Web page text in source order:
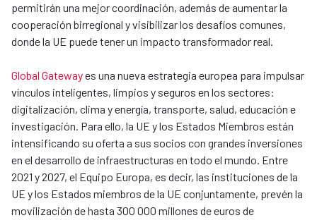
permitirán una mejor coordinación, además de aumentar la
cooperación birregional y visibilizar los desafíos comunes,
donde la UE puede tener un impacto transformador real.
Global Gatewayes una nueva estrategia europea para impulsar
vínculos inteligentes, limpios y seguros en los sectores:
digitalización, clima y energía, transporte, salud, educación e
investigación. Para ello, la UE y los Estados Miembros están
intensificando su oferta a sus socios con grandes inversiones
en el desarrollo de infraestructuras en todo el mundo. Entre
2021 y 2027, el Equipo Europa, es decir, las instituciones de la
UE y los Estados miembros de la UE conjuntamente, prevén la
movilización de hasta 300 000 millones de euros de